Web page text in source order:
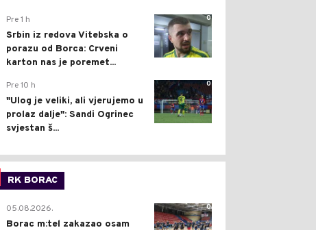
0
Pre 1 h
Srbin iz redova Vitebska o
porazu od Borca: Crveni
karton nas je poremet...
0
Pre 10 h
"Ulog je veliki, ali vjerujemo u
prolaz dalje": Sandi Ogrinec
svjestan š...
RK BORAC
0
05.08.2026.
Borac m:tel zakazao osam